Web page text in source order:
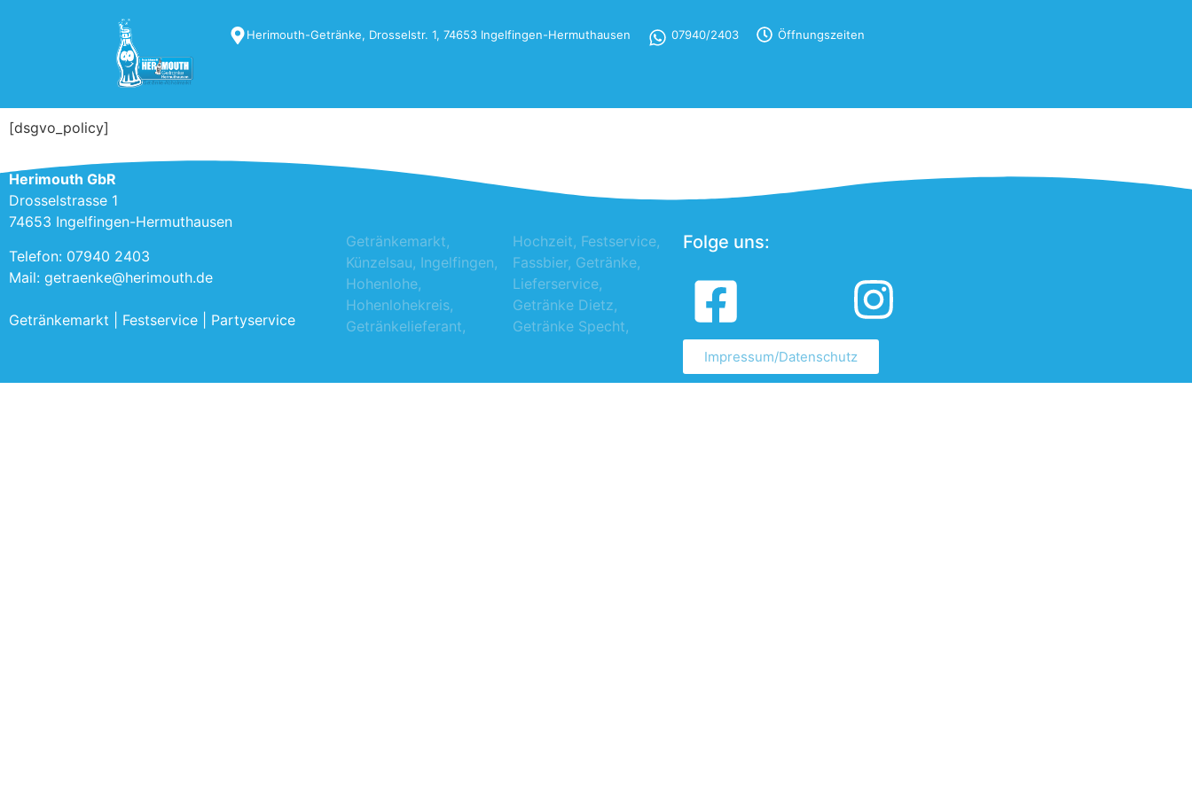
Herimouth-Getränke, Drosselstr. 1, 74653 Ingelfingen-Hermuthausen 07940/2403 Öffnungszeiten
[dsgvo_policy]
Herimouth GbR
Drosselstrasse 1
74653 Ingelfingen-Hermuthausen
Telefon: 07940 2403
Mail: getraenke@herimouth.de
Getränkemarkt | Festservice | Partyservice
Getränkemarkt,
Künzelsau, Ingelfingen,
Hohenlohe,
Hohenlohekreis,
Getränkelieferant,
Hochzeit, Festservice,
Fassbier, Getränke,
Lieferservice,
Getränke Dietz,
Getränke Specht,
Folge uns:
Impressum/Datenschutz